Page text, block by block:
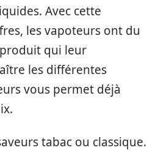
Avec cette
les vapoteurs ont du
qui leur
les différentes
vous permet déjà
tabac ou classique.